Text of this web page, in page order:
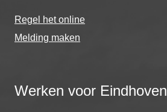
Regel het online
Melding maken
Werken voor Eindhoven